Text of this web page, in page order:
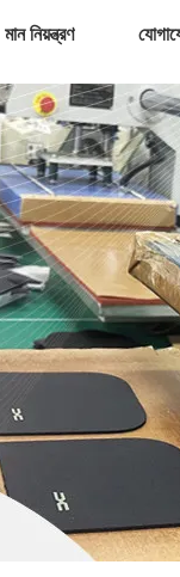
মান নিয়ন্ত্রণ